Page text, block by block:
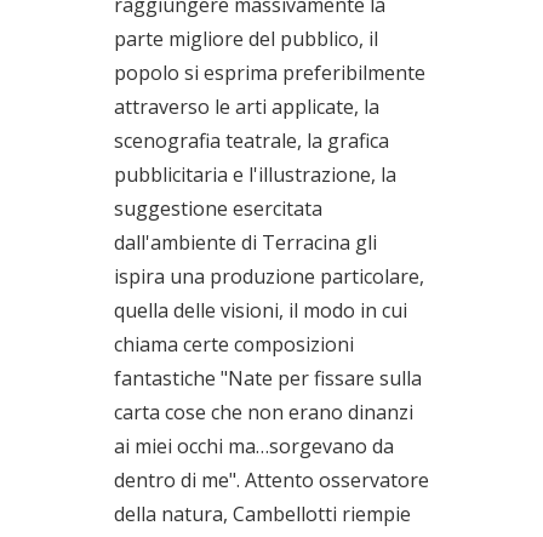
parte migliore del pubblico, il
popolo si esprima preferibilmente
attraverso le arti applicate, la
scenografia teatrale, la grafica
pubblicitaria e l'illustrazione, la
suggestione esercitata
dall'ambiente di Terracina gli
ispira una produzione particolare,
quella delle visioni, il modo in cui
chiama certe composizioni
fantastiche "Nate per fissare sulla
carta cose che non erano dinanzi
ai miei occhi ma…sorgevano da
dentro di me". Attento osservatore
della natura, Cambellotti riempie